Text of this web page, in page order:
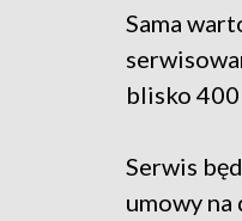
Sama
blisko 400
Serwis
umowy na